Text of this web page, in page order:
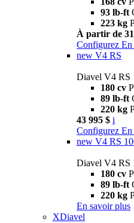
93 lb-ft
223 kg
À partir de
Configurez En
new V4 RS
Diavel V4 RS
180 cv
89 lb-ft
220 kg
43 995 $ i
Configurez En
new V4 RS
Diavel V4 RS
180 cv
89 lb-ft
220 kg
En savoir plus
XDiavel